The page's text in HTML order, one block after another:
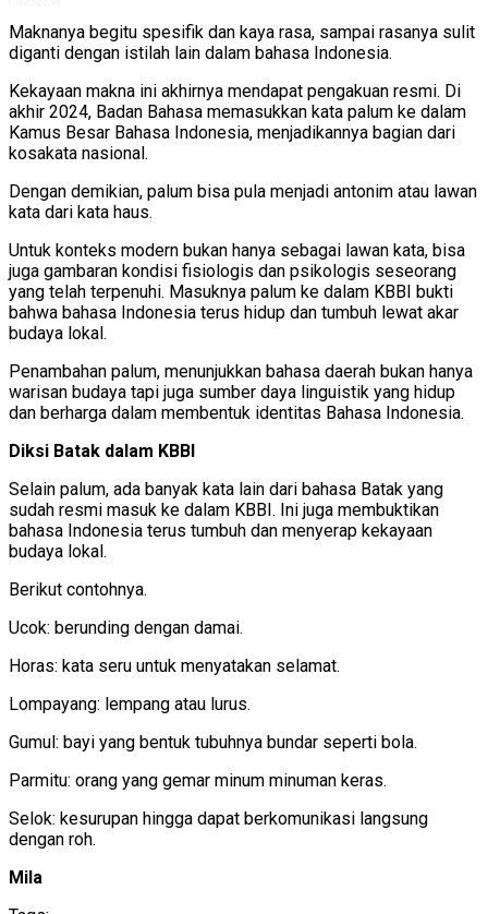
Maknanya begitu spesifik dan kaya rasa, sampai rasanya sulit
diganti dengan istilah lain dalam bahasa Indonesia.
Kekayaan makna ini akhirnya mendapat pengakuan resmi. Di
akhir 2024, Badan Bahasa memasukkan kata palum ke dalam
Kamus Besar Bahasa Indonesia, menjadikannya bagian dari
kosakata nasional.
Dengan demikian, palum bisa pula menjadi antonim atau lawan
kata dari kata haus.
Untuk konteks modern bukan hanya sebagai lawan kata, bisa
juga gambaran kondisi fisiologis dan psikologis seseorang
yang telah terpenuhi. Masuknya palum ke dalam KBBI bukti
bahwa bahasa Indonesia terus hidup dan tumbuh lewat akar
budaya lokal.
Penambahan palum, menunjukkan bahasa daerah bukan hanya
warisan budaya tapi juga sumber daya linguistik yang hidup
dan berharga dalam membentuk identitas Bahasa Indonesia.
Diksi Batak dalam KBBI
Selain palum, ada banyak kata lain dari bahasa Batak yang
sudah resmi masuk ke dalam KBBI. Ini juga membuktikan
bahasa Indonesia terus tumbuh dan menyerap kekayaan
budaya lokal.
Berikut contohnya.
Ucok: berunding dengan damai.
Horas: kata seru untuk menyatakan selamat.
Lompayang: lempang atau lurus.
Gumul: bayi yang bentuk tubuhnya bundar seperti bola.
Parmitu: orang yang gemar minum minuman keras.
Selok: kesurupan hingga dapat berkomunikasi langsung
dengan roh.
Mila